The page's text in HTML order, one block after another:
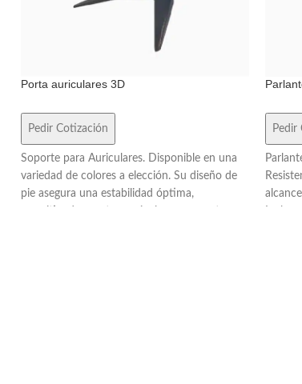
Porta auriculares 3D
Pedir Cotización
Soporte para Auriculares. Disponible en una
variedad de colores a elección. Su diseño de
pie asegura una estabilidad óptima,
Pedir